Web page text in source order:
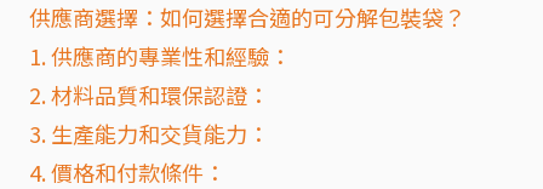
供應商選擇：如何選擇合適的可分解包裝袋？
1. 供應商的專業性和經驗：
2. 材料品質和環保認證：
3. 生產能力和交貨能力：
4. 價格和付款條件：